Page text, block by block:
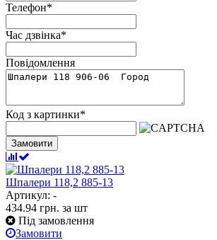
Телефон*
Час дзвінка*
Повідомлення
Код з картинки*
Замовити
Шпалери 118,2 885-13
Артикул: -
434.94 грн. за шт
Під замовлення
Замовити